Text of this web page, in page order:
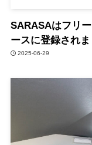
SARASAはフリ
ースに登録されま
2025-06-29